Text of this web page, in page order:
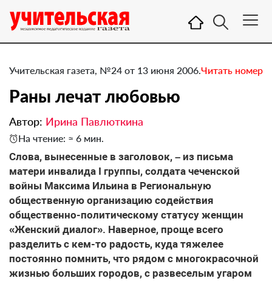
Учительская газета, №24 от 13 июня 2006.Читать номер
Раны лечат любовью
Автор: Ирина Павлюткина
На чтение: ≈ 6 мин.
Слова, вынесенные в заголовок, – из письма
матери инвалида I группы, солдата чеченской
войны Максима Ильина в Региональную
общественную организацию содействия
общественно-политическому статусу женщин
«Женский диалог». Наверное, проще всего
разделить с кем-то радость, куда тяжелее
постоянно помнить, что рядом с многокрасочной
жизнью больших городов, с развеселым угаром